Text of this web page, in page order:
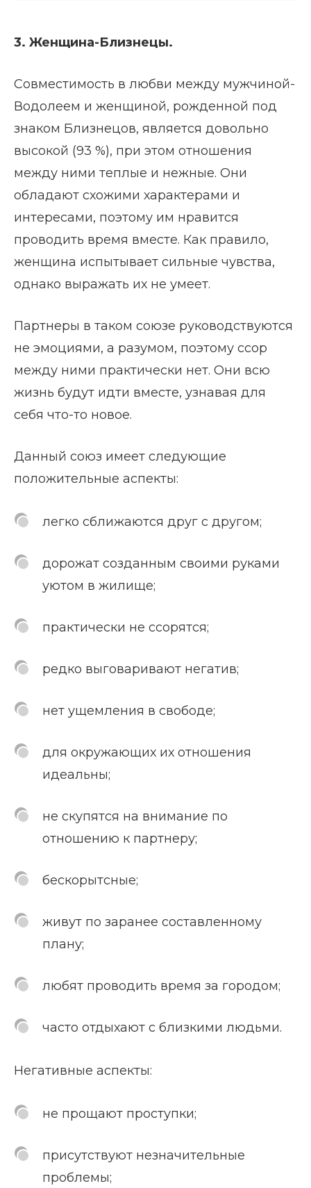
3. Женщина-Близнецы.
Совместимость в любви между мужчиной-
Водолеем и женщиной, рожденной под
знаком Близнецов, является довольно
высокой (93 %), при этом отношения
между ними теплые и нежные. Они
обладают схожими характерами и
интересами, поэтому им нравится
проводить время вместе. Как правило,
женщина испытывает сильные чувства,
однако выражать их не умеет.
Партнеры в таком союзе руководствуются
не эмоциями, а разумом, поэтому ссор
между ними практически нет. Они всю
жизнь будут идти вместе, узнавая для
себя что-то новое.
Данный союз имеет следующие
положительные аспекты:
легко сближаются друг с другом;
дорожат созданным своими руками
уютом в жилище;
практически не ссорятся;
редко выговаривают негатив;
нет ущемления в свободе;
для окружающих их отношения
идеальны;
не скупятся на внимание по
отношению к партнеру;
бескорытсные;
живут по заранее составленному
плану;
любят проводить время за городом;
часто отдыхают с близкими людьми.
Негативные аспекты:
не прощают проступки;
присутствуют незначительные
проблемы;